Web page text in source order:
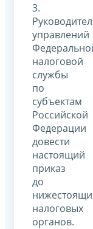
3.
управлений
налоговой
службы
по
субъектам
Российской
Федерации
довести
настоящий
приказ
до
налоговых
органов.